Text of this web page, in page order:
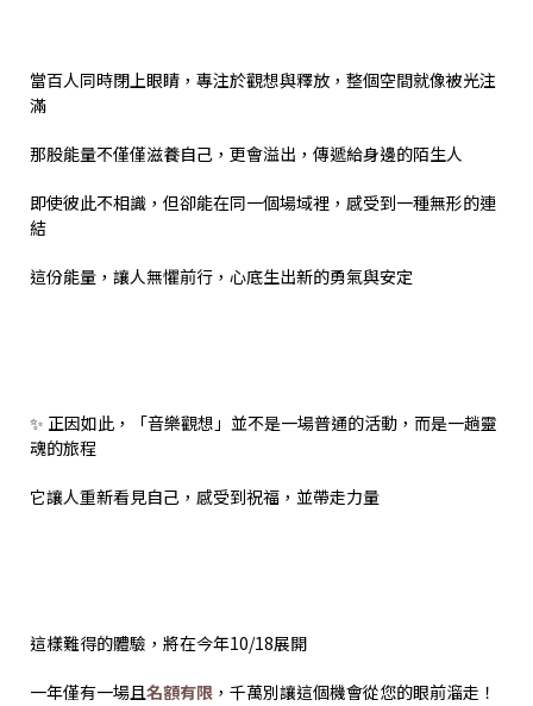
當百人同時閉上眼睛，專注於觀想與釋放，整個空間就像被光注
滿
那股能量不僅僅滋養自己，更會溢出，傳遞給身邊的陌生人
即使彼此不相識，但卻能在同一個場域裡，感受到一種無形的連
結
這份能量，讓人無懼前行，心底生出新的勇氣與安定
✨ 正因如此，「音樂觀想」並不是一場普通的活動，而是一趟靈
魂的旅程
它讓人重新看見自己，感受到祝福，並帶走力量
這樣難得的體驗，將在今年10/18展開
一年僅有一場且名額有限 ，千萬別讓這個機會從您的眼前溜走！